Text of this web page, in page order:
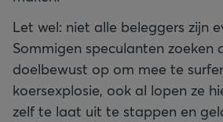
Let wel: niet alle beleggers zijn
Sommigen speculanten zoeken
doelbewust op om mee te
koersexplosie, ook al lopen ze
zelf te laat uit te stappen en